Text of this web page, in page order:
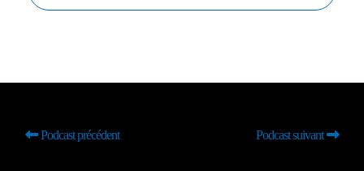
Podcast précédent Podcast suivant